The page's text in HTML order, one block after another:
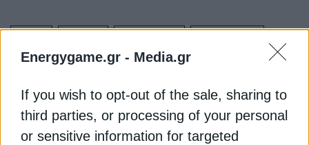
Energygame.gr - Media.gr
If you wish to opt-out of the sale, sharing to
third parties, or processing of your personal
or sensitive information for targeted
ΚΥΚΛΑΔΕΣ